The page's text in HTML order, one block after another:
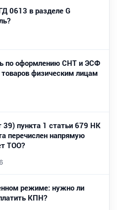
0613 в разделе G
по оформлению СНТ и ЭСФ
физическим лицам
39) пункта 1 статьи 679 НК
перечислен напрямую
ТОО?
режиме: нужно ли
КПН?